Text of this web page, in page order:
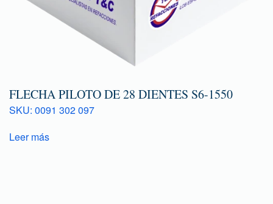
FLECHA PILOTO DE 28 DIENTES S6-1550
SKU: 0091 302 097
Leer más